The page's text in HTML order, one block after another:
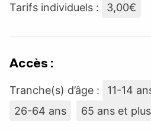
Tarifs individuels : 3,00€
Accès :
Tranche(s) d’âge : 11-14
26-64 ans
65 ans et plus